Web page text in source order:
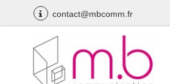
contact@mbcomm.fr